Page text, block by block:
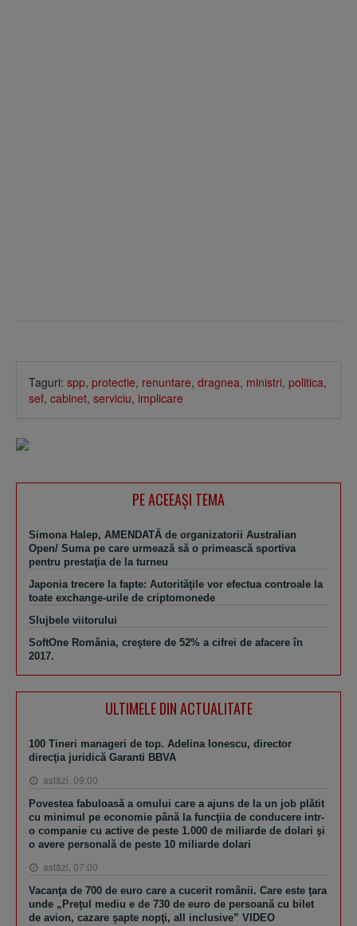
Taguri: spp, protectie, renuntare, dragnea, ministri, politica,
sef, cabinet, serviciu, implicare
PE ACEEAŞI TEMA
Simona Halep, AMENDATĂ de organizatorii Australian
Open/ Suma pe care urmează să o primească sportiva
pentru prestaţia de la turneu
Japonia trecere la fapte: Autorităţile vor efectua controale la
toate exchange-urile de criptomonede
Slujbele viitorului
SoftOne România, creştere de 52% a cifrei de afacere în
2017.
ULTIMELE DIN ACTUALITATE
100 Tineri manageri de top. Adelina Ionescu, director
direcţia juridică Garanti BBVA
astăzi, 09:00
Povestea fabuloasă a omului care a ajuns de la un job plătit
cu minimul pe economie până la funcţiia de conducere intr-
o companie cu active de peste 1.000 de miliarde de dolari şi
o avere personală de peste 10 miliarde dolari
astăzi, 07:00
Vacanţa de 700 de euro care a cucerit românii. Care este ţara
unde „Preţul mediu e de 730 de euro de persoană cu bilet
de avion, cazare şapte nopţi, all inclusive” VIDEO